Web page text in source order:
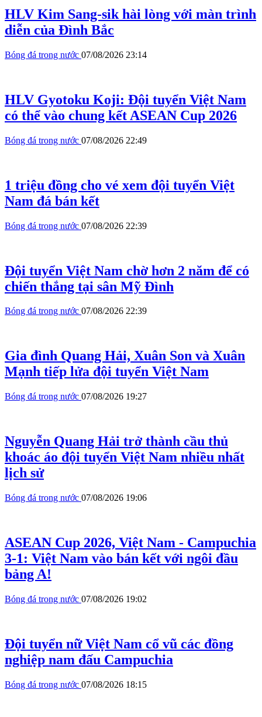
HLV Kim Sang-sik hài lòng với màn trình
diễn của Đình Bắc
Bóng đá trong nước 07/08/2026 23:14
HLV Gyotoku Koji: Đội tuyển Việt Nam
có thể vào chung kết ASEAN Cup 2026
Bóng đá trong nước 07/08/2026 22:49
1 triệu đồng cho vé xem đội tuyển Việt
Nam đá bán kết
Bóng đá trong nước 07/08/2026 22:39
Đội tuyển Việt Nam chờ hơn 2 năm để có
chiến thắng tại sân Mỹ Đình
Bóng đá trong nước 07/08/2026 22:39
Gia đình Quang Hải, Xuân Son và Xuân
Mạnh tiếp lửa đội tuyển Việt Nam
Bóng đá trong nước 07/08/2026 19:27
Nguyễn Quang Hải trở thành cầu thủ
khoác áo đội tuyển Việt Nam nhiều nhất
lịch sử
Bóng đá trong nước 07/08/2026 19:06
ASEAN Cup 2026, Việt Nam - Campuchia
3-1: Việt Nam vào bán kết với ngôi đầu
bảng A!
Bóng đá trong nước 07/08/2026 19:02
Đội tuyển nữ Việt Nam cổ vũ các đồng
nghiệp nam đấu Campuchia
Bóng đá trong nước 07/08/2026 18:15